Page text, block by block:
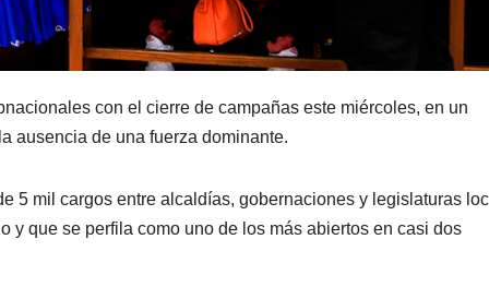
con el cierre de campañas este miércoles, en un
ausencia de una fuerza dominante.
5 mil cargos entre alcaldías, gobernaciones y legislaturas
y que se perfila como uno de los más abiertos en casi dos